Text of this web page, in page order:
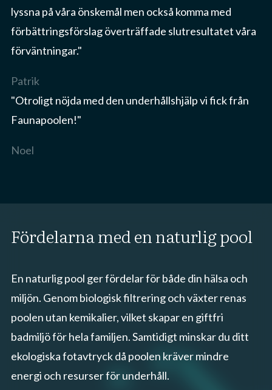
lyssna på våra önskemål men också komma med
förbättringsförslag överträffade slutresultatet våra
förväntningar."
Patrik
"Otroligt nöjda med den underhållshjälp vi fick från
Faunapoolen!"
Noel
Fördelarna med en naturlig pool
En naturlig pool ger fördelar för både din hälsa och
miljön. Genom biologisk filtrering och växter renas
poolen utan kemikalier, vilket skapar en giftfri
badmiljö för hela familjen. Samtidigt minskar du ditt
ekologiska fotavtryck då poolen kräver mindre
energi och resurser för underhåll.